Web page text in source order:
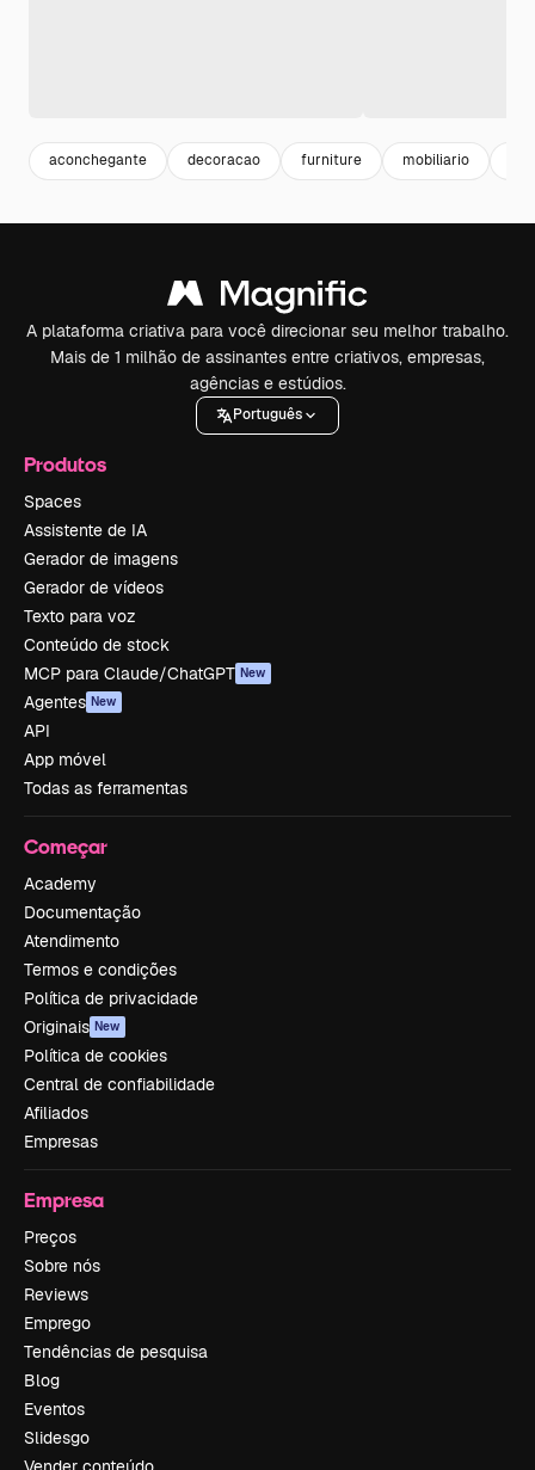
aconchegante decoracao furniture mobiliario
A plataforma criativa para você direcionar seu melhor trabalho.
Mais de 1 milhão de assinantes entre criativos, empresas,
agências e estúdios.
Português
Produtos
Spaces
Assistente de IA
Gerador de imagens
Gerador de vídeos
Texto para voz
Conteúdo de stock
MCP para Claude/ChatGPT New
Agentes New
API
App móvel
Todas as ferramentas
Começar
Academy
Documentação
Atendimento
Termos e condições
Política de privacidade
Originais New
Política de cookies
Central de confiabilidade
Afiliados
Empresas
Empresa
Preços
Sobre nós
Reviews
Emprego
Tendências de pesquisa
Blog
Eventos
Slidesgo